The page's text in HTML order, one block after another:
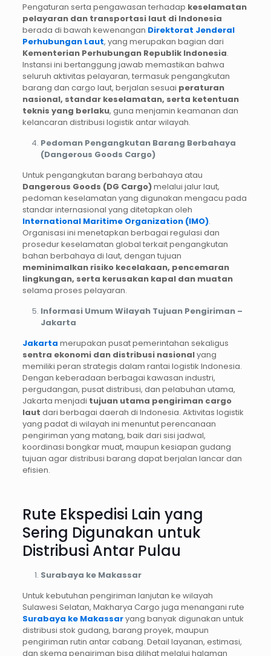
Pengaturan serta pengawasan terhadap keselamatan
pelayaran dan transportasi laut di Indonesia
berada di bawah kewenangan Direktorat Jenderal
Perhubungan Laut, yang merupakan bagian dari
Kementerian Perhubungan Republik Indonesia.
Instansi ini bertanggung jawab memastikan bahwa
seluruh aktivitas pelayaran, termasuk pengangkutan
barang dan cargo laut, berjalan sesuai peraturan
nasional, standar keselamatan, serta ketentuan
teknis yang berlaku, guna menjamin keamanan dan
kelancaran distribusi logistik antar wilayah.
Pedoman Pengangkutan Barang Berbahaya
(Dangerous Goods Cargo)
Untuk pengangkutan barang berbahaya atau
Dangerous Goods (DG Cargo)melalui jalur laut,
pedoman keselamatan yang digunakan mengacu pada
standar internasional yang ditetapkan oleh
International Maritime Organization (IMO).
Organisasi ini menetapkan berbagai regulasi dan
prosedur keselamatan global terkait pengangkutan
bahan berbahaya di laut, dengan tujuan
meminimalkan risiko kecelakaan, pencemaran
lingkungan, serta kerusakan kapal dan muatan
selama proses pelayaran.
Informasi Umum Wilayah Tujuan Pengiriman –
Jakarta
Jakarta merupakan pusat pemerintahan sekaligus
sentra ekonomi dan distribusi nasionalyang
memiliki peran strategis dalam rantai logistik Indonesia.
Dengan keberadaan berbagai kawasan industri,
pergudangan, pusat distribusi, dan pelabuhan utama,
Jakarta menjadi tujuan utama pengiriman cargo
laut dari berbagai daerah di Indonesia. Aktivitas logistik
yang padat di wilayah ini menuntut perencanaan
pengiriman yang matang, baik dari sisi jadwal,
koordinasi bongkar muat, maupun kesiapan gudang
tujuan agar distribusi barang dapat berjalan lancar dan
efisien.
Rute Ekspedisi Lain yang
Sering Digunakan untuk
Distribusi Antar Pulau
Surabaya ke Makassar
Untuk kebutuhan pengiriman lanjutan ke wilayah
Sulawesi Selatan, Makharya Cargo juga menangani rute
Surabaya ke Makassaryang banyak digunakan untuk
distribusi stok gudang, barang proyek, maupun
pengiriman rutin antar cabang. Detail layanan, estimasi,
dan skema pengiriman bisa dilihat melalui halaman